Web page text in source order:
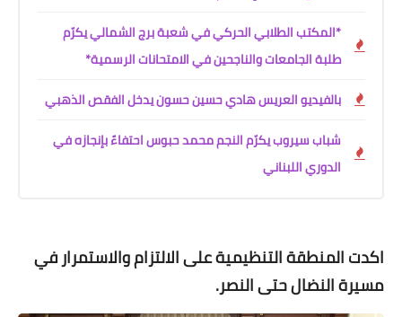
*المكتب الطلابي الحركي في شعبة برج الشمالي يكرّم
طلبة الجامعات والناجحين في الامتحانات الرسمية*
بالفيديو العريس هادي حسين حسون يدخل الفقص الذهبي
شباب سيروب يكرّم النجم محمد حبوس احتفاءً بإنجازه في
الدوري اللبناني
اكدت المنطقة التنظيمية على الالتزام والاستمرار في
مسيرة النضال حتى النصر.